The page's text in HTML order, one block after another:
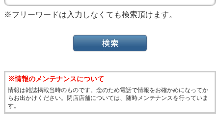
※フリーワードは入力しなくても検索頂けます。
※情報のメンテナンスについて
情報は雑誌掲載当時のものです。念のため電話で情報をお確かめになってか
らお出かけください。閉店店舗については、随時メンテナンスを行っていま
す。